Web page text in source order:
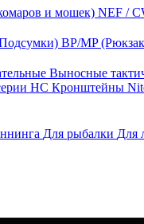
и мошек) NEF /
BP/MP
Выносные
HС Кронштейны
Для рыбалки Для